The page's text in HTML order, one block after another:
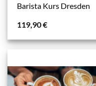
Barista Kurs Dresden
119,90€